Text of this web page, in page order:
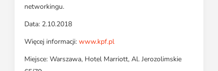
networkingu.
Data: 2.10.2018
Więcej informacji: www.kpf.pl
Miejsce: Warszawa, Hotel Marriott, Al. Jerozolimskie